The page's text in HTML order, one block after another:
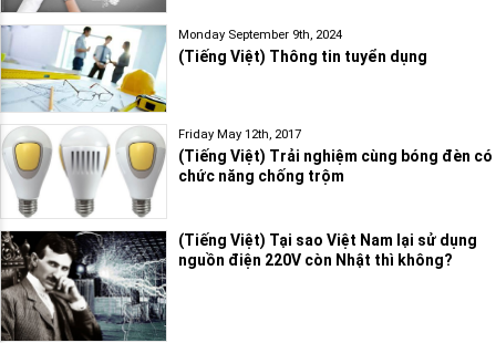
Monday September 9th, 2024
(Tiếng Việt) Thông tin tuyển dụng
Friday May 12th, 2017
(Tiếng Việt) Trải nghiệm cùng bóng đèn có
chức năng chống trộm
(Tiếng Việt) Tại sao Việt Nam lại sử dụng
nguồn điện 220V còn Nhật thì không?